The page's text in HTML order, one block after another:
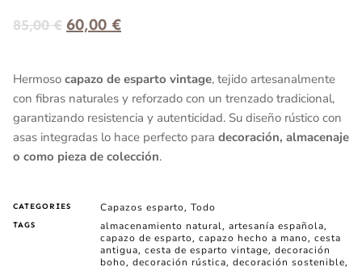
85,00€ 60,00 €
Hermoso capazo de esparto vintage, tejido artesanalmente
con fibras naturales y reforzado con un trenzado tradicional,
garantizando resistencia y autenticidad. Su diseño rústico con
asas integradas lo hace perfecto para decoración, almacenaje
o como pieza de colección.
CATEGORIES Capazos esparto , Todo
TAGS almacenamiento natural, artesanía española,
capazo de esparto , capazo hecho a mano , cesta
antigua, cesta de esparto vintage, decoración
boho , decoración rústica, decoración sostenible,